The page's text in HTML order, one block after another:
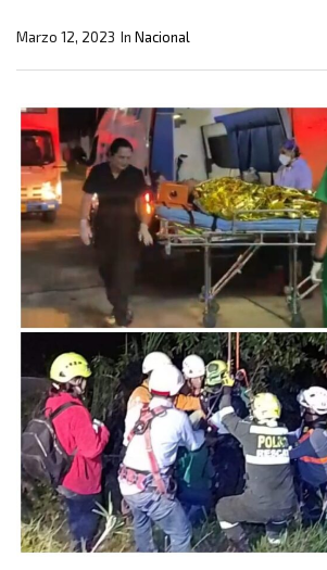
In Nacional
Marzo 12, 2023